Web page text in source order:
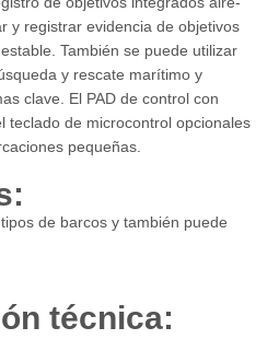
y registrar evidencia de objetivos
También se puede utilizar
y rescate marítimo y
clave. El PAD de control con
teclado de microcontrol opcionales
pequeñas.
de barcos y también puede
técnica: